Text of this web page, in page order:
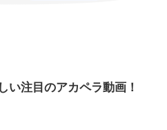
い注目のアカペラ動画！